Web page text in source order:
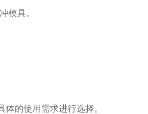
模具。
的使用需求进行选择。